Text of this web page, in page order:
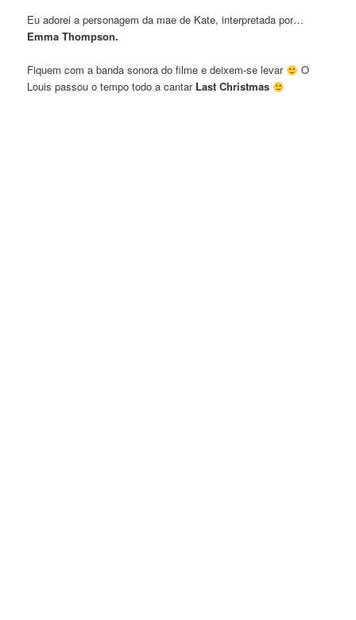
Eu adorei a personagem da mae de Kate, interpretada por…
Emma Thompson.
Fiquem com a banda sonora do filme e deixem-se levar
O
Louis passou o tempo todo a cantar Last Christmas